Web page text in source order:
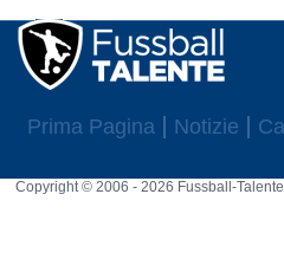
Prima Pagina Notizie
Copyright © 2006 - 2026 Fussball-